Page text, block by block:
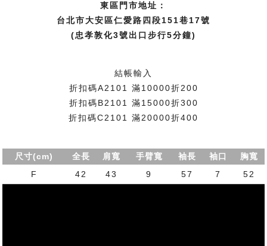
東區門市地址：
台北市大安區仁愛路四段151巷17號
(忠孝敦化3號出口步行5分鐘)
結帳輸入
折扣碼A2101 滿10000折200
折扣碼B2101 滿15000折300
折扣碼C2101 滿20000折400
尺寸(cm) 全長 肩寬 手臂寬 袖長 袖口
胸寬
F
42 43 9 57 7 52